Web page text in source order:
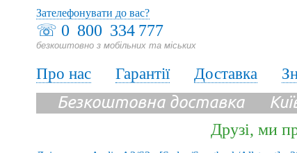
☏ 0 800 334 777
безкоштовно з мобільних та міських
Зателефонувати до вас?
Про нас Гарантії Доставка
Безкоштовна доставка
Друзі, ми